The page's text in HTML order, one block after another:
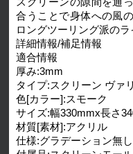
合うことで身体への風
ロングツーリング派のラ
詳細情報/補足情報
適合情報
厚み:3mm
タイプ:スクリーン ヴァ
色[カラー]:スモーク
サイズ:幅330mmx長さ
材質[素材]:アクリル
仕様:グラデーション無し